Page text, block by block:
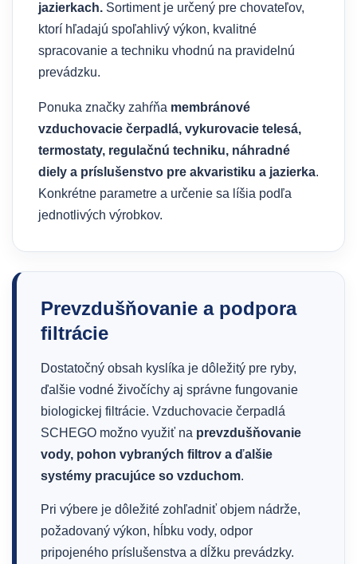
jazierkach. Sortiment je určený pre chovateľov,
ktorí hľadajú spoľahlivý výkon, kvalitné
spracovanie a techniku vhodnú na pravidelnú
prevádzku.
Ponuka značky zahŕňa membránové
vzduchovacie čerpadlá, vykurovacie telesá,
termostaty, regulačnú techniku, náhradné
diely a príslušenstvo pre akvaristiku a jazierka.
Konkrétne parametre a určenie sa líšia podľa
jednotlivých výrobkov.
Prevzdušňovanie a podpora
filtrácie
Dostatočný obsah kyslíka je dôležitý pre ryby,
ďalšie vodné živočíchy aj správne fungovanie
biologickej filtrácie. Vzduchovacie čerpadlá
SCHEGO možno využiť na prevzdušňovanie
vody, pohon vybraných filtrov a ďalšie
systémy pracujúce so vzduchom.
Pri výbere je dôležité zohľadniť objem nádrže,
požadovaný výkon, hĺbku vody, odpor
pripojeného príslušenstva a dĺžku prevádzky.